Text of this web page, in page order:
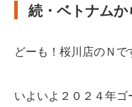
続・ベトナム
どーも！桜川店のＮで
いよいよ２０２４年